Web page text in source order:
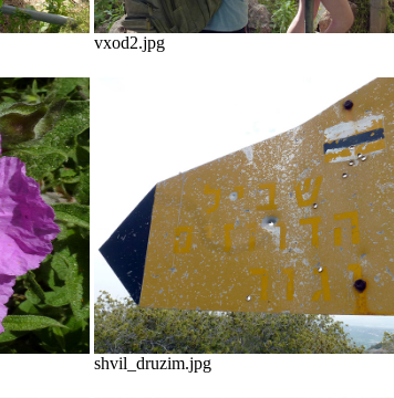
vxod2.jpg
shvil_druzim.jpg